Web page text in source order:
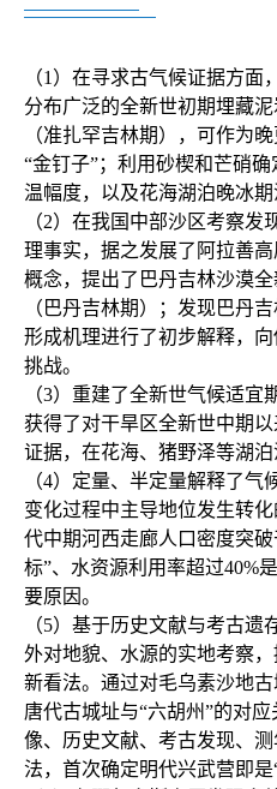
（1）在寻求古气候证据方
分布广泛的全新世初期埋藏
（准扎罕吉林期），可作为
“金钉子”；利用砂楔和芒硝
温幅度，以及花海湖泊晚冰期
（2）在我国中部沙区考察
理事实，据之发展了阿拉善
概念，提出了巴丹吉林沙漠
（巴丹吉林期）；发现巴丹
形成机理进行了初步解释，
挑战。
（3）重建了全新世气候适宜
获得了对干旱区全新世中期
证据，在花海、猪野泽等湖泊
（4）定量、半定量解释了
变化过程中主导地位发生转
代中期河西走廊人口密度突
标”、水资源利用率超过40%
要原因。
（5）基于历史文献与考古
外对地貌、水源的实地考察
新看法。通过对毛乌素沙地
唐代古城址与“六胡州”的对
像、历史文献、考古发现、
法，首次确定明代兴武营即是